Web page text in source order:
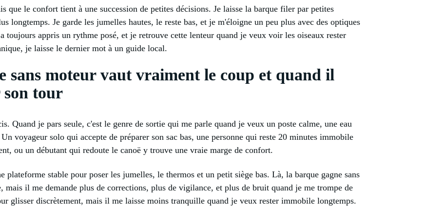
que le confort tient à une succession de petites décisions. Je laisse la barque filer par petites
longtemps. Je garde les jumelles hautes, le reste bas, et je m'éloigne un peu plus avec des optiques
toujours appris un rythme posé, et je retrouve cette lenteur quand je veux voir les oiseaux rester
je laisse le dernier mot à un guide local.
sans moteur vaut vraiment le coup et quand il
son tour
Quand je pars seule, c'est le genre de sortie qui me parle quand je veux un poste calme, une eau
voyageur solo qui accepte de préparer son sac bas, une personne qui reste 20 minutes immobile
ou un débutant qui redoute le canoë y trouve une vraie marge de confort.
plateforme stable pour poser les jumelles, le thermos et un petit siège bas. Là, la barque gagne sans
mais il me demande plus de corrections, plus de vigilance, et plus de bruit quand je me trompe de
glisser discrètement, mais il me laisse moins tranquille quand je veux rester immobile longtemps.